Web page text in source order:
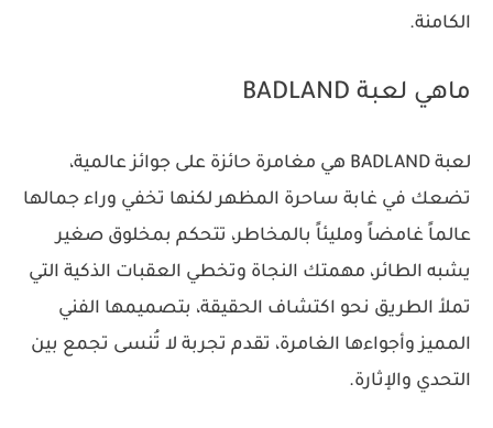
الكامنة.
ماهي لعبة BADLAND
لعبة BADLAND هي مغامرة حائزة على جوائز عالمية،
تضعك في غابة ساحرة المظهر لكنها تخفي وراء جمالها
عالماً غامضاً ومليئاً بالمخاطر، تتحكم بمخلوق صغير
يشبه الطائر، مهمتك النجاة وتخطي العقبات الذكية التي
تملأ الطريق نحو اكتشاف الحقيقة، بتصميمها الفني
المميز وأجواءها الغامرة، تقدم تجربة لا تُنسى تجمع بين
التحدي والإثارة.